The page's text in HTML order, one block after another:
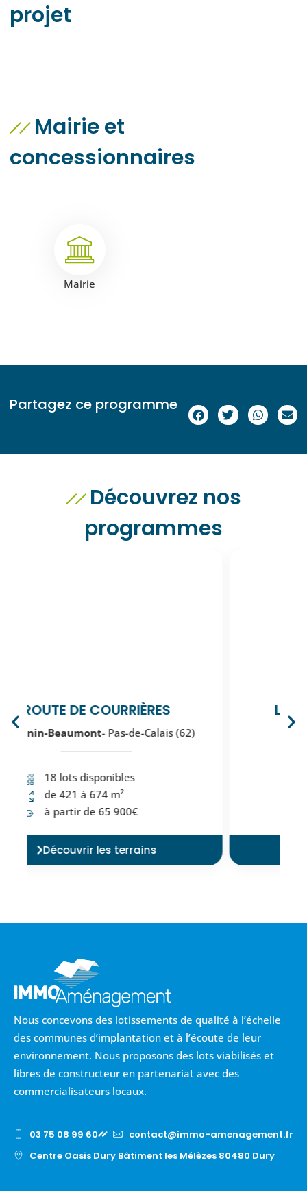
projet
Mairie et
concessionnaires
Mairie
Partagez ce programme
Découvrez nos
programmes
LES JARDINS DE L’HALLUE
Daours- Somme (80)
21 lots disponibles
de 384 à 689 m²
à partir de 59 900€
Découvrir les terrains
Nous concevons des lotissements de qualité à l’échelle
des communes d’implantation et à l’écoute de leur
environnement. Nous proposons des lots viabilisés et
libres de constructeur en partenariat avec des
commercialisateurs locaux.
03 75 08 99 60
contact@immo-amenagement.fr
Centre Oasis Dury Bâtiment les Mélèzes 80480 Dury